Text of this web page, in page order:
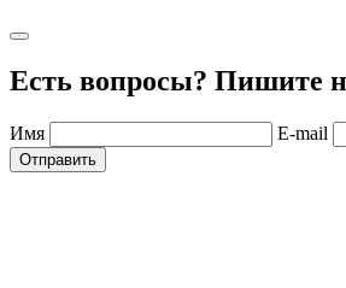
Есть вопросы? Пишите
Имя E-mail